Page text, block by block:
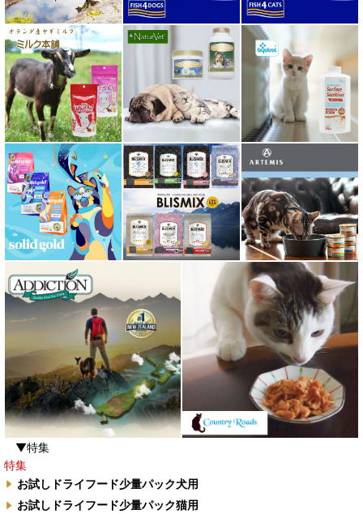
▼特集
特集
お試しドライフード少量パック犬用
お試しドライフード少量パック猫用